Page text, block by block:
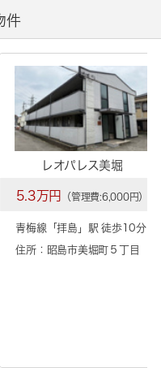
件
レオパレス美堀
5.3万円 （管理費:6,000円）
青梅線「拝島 」駅 徒歩10分
住所：昭島市美堀町５丁目